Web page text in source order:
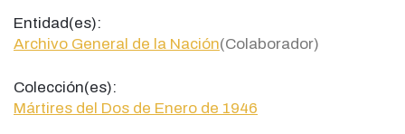
Entidad(es):
Archivo General de la Nación(Colaborador)
Colección(es):
Mártires del Dos de Enero de 1946